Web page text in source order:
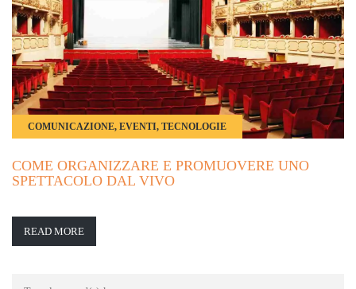
COMUNICAZIONE, EVENTI, TECNOLOGIE
COME ORGANIZZARE E PROMUOVERE UNO
SPETTACOLO DAL VIVO
READ MORE